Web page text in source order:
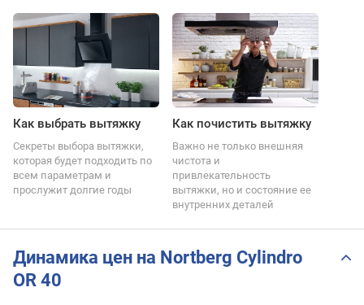
Как выбрать вытяжку
Секреты выбора вытяжки,
которая будет подходить по
всем параметрам и
прослужит долгие годы
Как почистить вытяжку
Важно не только внешняя
чистота и
привлекательность
вытяжки, но и состояние ее
внутренних деталей
Динамика цен на Nortberg Cylindro
OR 40